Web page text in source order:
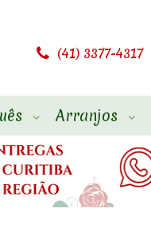
(41) 3377-4317
Arranjos